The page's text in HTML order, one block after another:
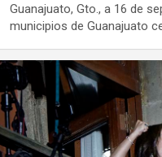
Guanajuato, Gto., a 16 de
municipios de Guanajuato